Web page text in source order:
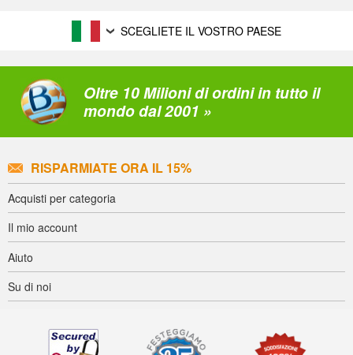
SCEGLIETE IL VOSTRO PAESE
Oltre 10 Milioni di ordini in tutto il
mondo dal 2001 »
RISPARMIATE ORA IL 15%
Acquisti per categoria
Il mio account
Aiuto
Su di noi